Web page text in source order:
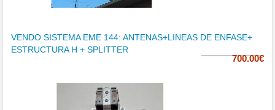
VENDO SISTEMA EME 144: ANTENAS+LINEAS DE ENFASE+
ESTRUCTURA H + SPLITTER
700.00€